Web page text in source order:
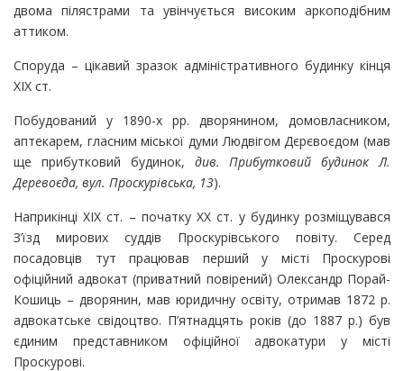
двома пілястрами та увінчується високим аркоподібним
аттиком.
Споруда – цікавий зразок адміністративного будинку кінця
ХІХ ст.
Побудований у 1890-х рр. дворянином, домовласником,
аптекарем, гласним міської думи Людвігом Дєрєвоєдом (мав
ще прибутковий будинок, див. Прибутковий будинок Л.
Деревоєда, вул. Проскурівська, 13).
Наприкінці ХІХ ст. – початку ХХ ст. у будинку розміщувався
З’їзд мирових суддів Проскурівського повіту. Серед
посадовців тут працював перший у місті Проскурові
офіційний адвокат (приватний повірений) Олександр Порай-
Кошиць – дворянин, мав юридичну освіту, отримав 1872 р.
адвокатське свідоцтво. П’ятнадцять років (до 1887 р.) був
єдиним представником офіційної адвокатури у місті
Проскурові.